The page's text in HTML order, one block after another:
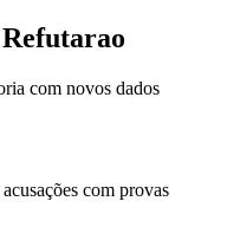
com novos dados
com provas